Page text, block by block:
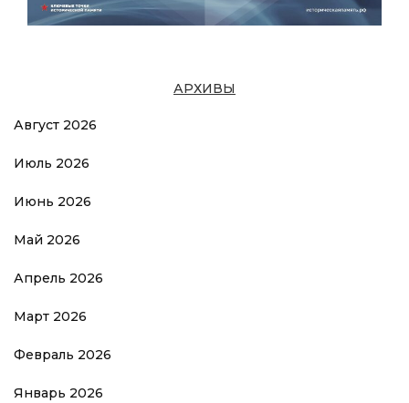
АРХИВЫ
Август 2026
Июль 2026
Июнь 2026
Май 2026
Апрель 2026
Март 2026
Февраль 2026
Январь 2026